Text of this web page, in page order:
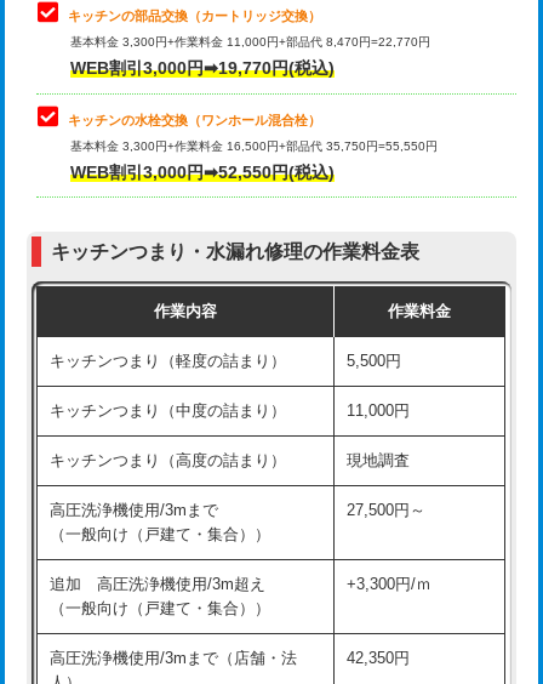
用/3ｍまで)
給水管工事※（塩ビ管（VP・HI）使
用（追加）/3ｍ超え)
給水管工事※（ライニング鋼管・銅
管・ポリ管・HT管使用/3ｍまで)
44,000円
管・ポリ管・HT管使用/3ｍ超え)
排水管工事（土の掘削・埋め戻し作
11,000円~
排水管工事（排水管工事/3ｍまで） 55,000円
排水管工事（追加 排水管工事/3ｍ超
+11,000円
マス交換（深さ50㎝未満）
マス交換（深さ50㎝以上） 66,000円
コンクリート斫り（厚さ10㎝まで）
止水・漏水調査・防水処理・清掃・修
理・調整・分解・加工など（重作業）
33,000円
お風呂タンク脱着
その他部品の脱着
式・ワンホール）)
交換・取付(排水栓・排水トラップ
22,000円+材料費
持込商品取付（単水栓）
持込商品取付（混合水栓） 16,500円
キッチンの部品交換（カートリッジ交換）
基本料金 3,300円+作業料金 11,000円+部品代 8,470円=22,770円
WEB割引3,000円➡19,770円(税込)
キッチンの水栓交換（ワンホール混合栓）
基本料金 3,300円+作業料金 16,500円+部品代 35,750円=55,550円
WEB割引3,000円➡52,550円(税込)
キッチンつまり・水漏れ修理の作業料金表
作業内容 作業料金
キッチンつまり（軽度の詰まり） 5,500円
キッチンつまり（中度の詰まり） 11,000円
キッチンつまり（高度の詰まり） 現地調査
高圧洗浄機使用/3mまで
（一般向け（戸建て・集合））
27,500円～
追加 高圧洗浄機使用/3m超え
（一般向け（戸建て・集合））
+3,300円/ｍ
高圧洗浄機使用/3mまで（店舗・法
42,350円